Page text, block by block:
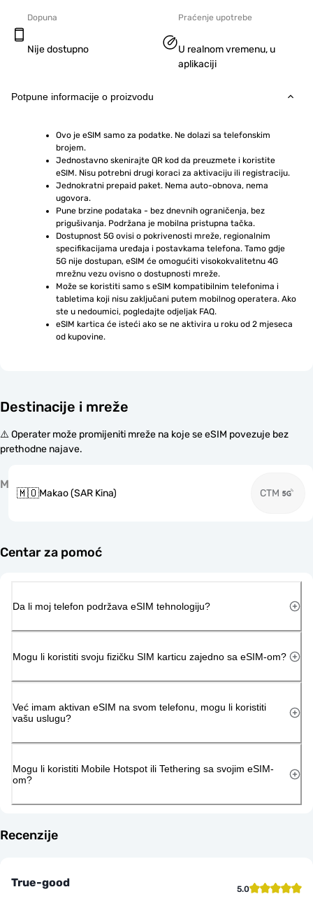
Dopuna
Nije dostupno
Praćenje upotrebe
U realnom vremenu, u
aplikaciji
Potpune informacije o proizvodu
Ovo je eSIM samo za podatke. Ne dolazi sa telefonskim
brojem.
Jednostavno skenirajte QR kod da preuzmete i koristite
eSIM. Nisu potrebni drugi koraci za aktivaciju ili registraciju.
Jednokratni prepaid paket. Nema auto-obnova, nema
ugovora.
Pune brzine podataka - bez dnevnih ograničenja, bez
prigušivanja. Podržana je mobilna pristupna tačka.
Dostupnost 5G ovisi o pokrivenosti mreže, regionalnim
specifikacijama uređaja i postavkama telefona. Tamo gdje
5G nije dostupan, eSIM će omogućiti visokokvalitetnu 4G
mrežnu vezu ovisno o dostupnosti mreže.
Može se koristiti samo s eSIM kompatibilnim telefonima i
tabletima koji nisu zaključani putem mobilnog operatera. Ako
ste u nedoumici, pogledajte odjeljak FAQ.
eSIM kartica će isteći ako se ne aktivira u roku od 2 mjeseca
od kupovine.
Destinacije i mreže
⚠️ Operater može promijeniti mreže na koje se eSIM povezuje bez
prethodne najave.
M
🇲🇴Makao (SAR Kina) CTM
Centar za pomoć
Da li moj telefon podržava eSIM tehnologiju?
Mogu li koristiti svoju fizičku SIM karticu zajedno sa eSIM-om?
Već imam aktivan eSIM na svom telefonu, mogu li koristiti
vašu uslugu?
Mogu li koristiti Mobile Hotspot ili Tethering sa svojim eSIM-
om?
Recenzije
True-good 5.0